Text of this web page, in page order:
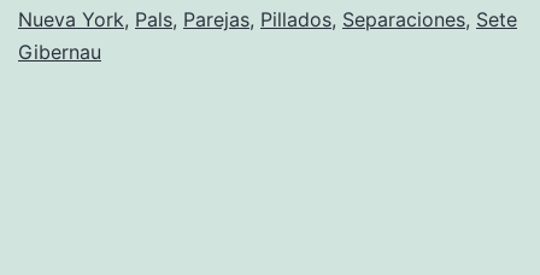
Nueva York, Pals, Parejas, Pillados, Separaciones, Sete
Gibernau